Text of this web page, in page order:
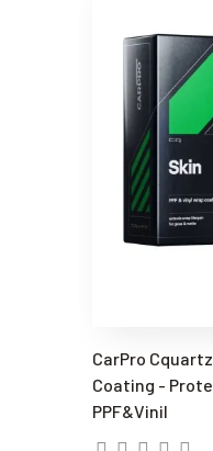
CarPro
Coating -
PPF&Vinil